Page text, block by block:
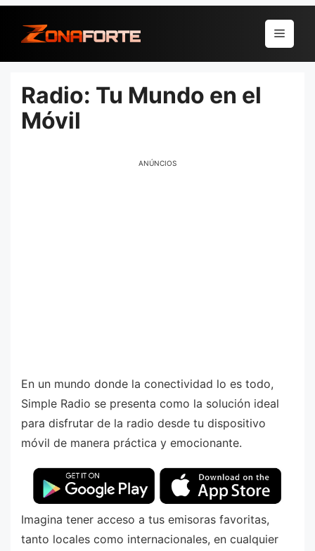
para
conteúdo
Menu
Radio: Tu Mundo en el
Móvil
ANÚNCIOS
En un mundo donde la conectividad lo es todo,
Simple Radio se presenta como la solución ideal
para disfrutar de la radio desde tu dispositivo
móvil de manera práctica y emocionante.
Imagina tener acceso a tus emisoras favoritas,
tanto locales como internacionales, en cualquier